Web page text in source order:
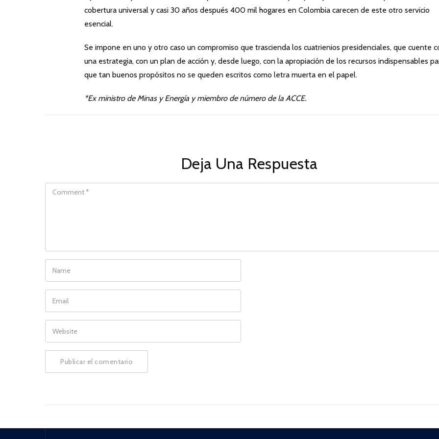
cobertura universal y casi 30 años después 400 mil hogares en Colombia carecen de este otro servicio
esencial.
Se impone en uno y otro caso un compromiso que trascienda los cuatrienios presidenciales, que cuente
una estrategia, con un plan de acción y, desde luego, con la apropiación de los recursos indispensables
que tan buenos propósitos no se queden escritos como letra muerta en el papel.
*Ex ministro de Minas y Energía y miembro de número de la ACCE.
Deja Una Respuesta